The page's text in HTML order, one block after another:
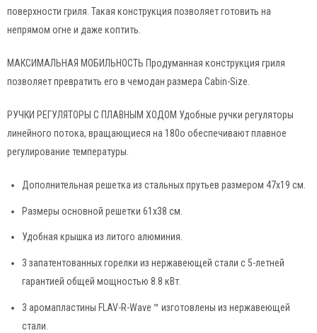
поверхности гриля. Такая конструкция позволяет готовить на
непрямом огне и даже коптить.
МАКСИМАЛЬНАЯ МОБИЛЬНОСТЬ Продуманная конструкция гриля
позволяет превратить его в чемодан размера Cabin-Size.
РУЧКИ РЕГУЛЯТОРЫ С ПЛАВНЫМ ХОДОМ Удобные ручки регуляторы
линейного потока, вращающиеся на 180о обеспечивают плавное
регулирование температуры.
Дополнительная решетка из стальных прутьев размером 47х19 см.
Размеры основной решетки 61х38 см.
Удобная крышка из литого алюминия.
3 запатентованных горелки из нержавеющей стали с 5-летней
гарантией общей мощностью 8.8 кВт.
3 аромапластины FLAV-R-Wave ™ изготовлены из нержавеющей
стали.